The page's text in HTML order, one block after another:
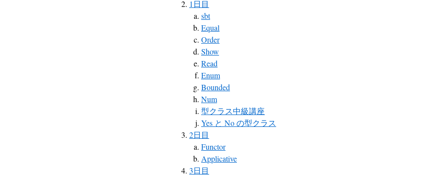
1日目
sbt
Equal
Order
Show
Read
Enum
Bounded
Num
型クラス中級講座
Yes と No の型クラス
2日目
Functor
Applicative
3日目